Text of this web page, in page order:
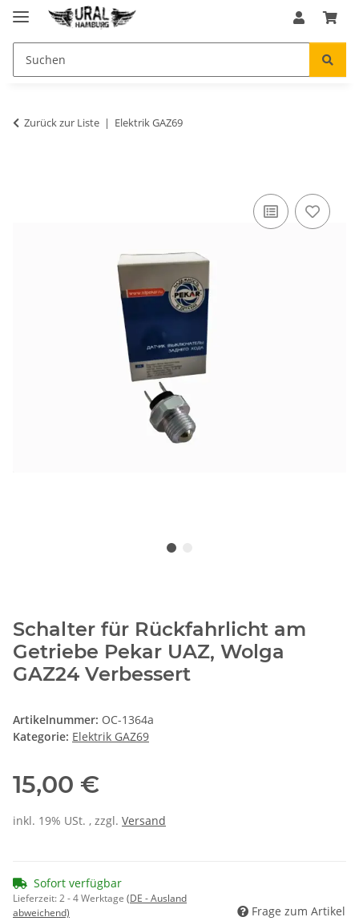
Zurück zur Liste Elektrik GAZ69
Schalter für Rückfahrlicht am
Getriebe Pekar UAZ, Wolga
GAZ24 Verbessert
Artikelnummer: OC-1364a
Kategorie: Elektrik GAZ69
15,00 €
inkl. 19% USt. , zzgl. Versand
Sofort verfügbar
Lieferzeit:2 - 4 Werktage (DE - Ausland
abweichend)
Frage zum Artikel